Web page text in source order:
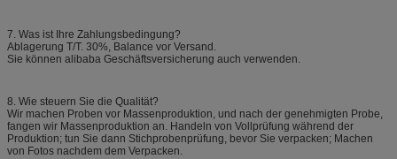
7. Was ist Ihre Zahlungsbedingung?
Ablagerung T/T. 30%, Balance vor Versand.
Sie können alibaba Geschäftsversicherung auch verwenden.
8. Wie steuern Sie die Qualität?
Wir machen Proben vor Massenproduktion, und nach der genehmigten Probe,
fangen wir Massenproduktion an. Handeln von Vollprüfung während der
Produktion; tun Sie dann Stichprobenprüfung, bevor Sie verpacken; Machen
von Fotos nachdem dem Verpacken.